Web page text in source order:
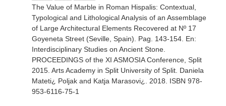
The Value of Marble in Roman Hispalis: Contextual,
Typological and Lithological Analysis of an Assemblage
of Large Architectural Elements Recovered at Nº 17
Goyeneta Street (Seville, Spain). Pag. 143-154. En:
Interdisciplinary Studies on Ancient Stone.
PROCEEDINGS of the XI ASMOSIA Conference, Split
2015. Arts Academy in Split University of Split. Daniela
Mateti¿ Poljak and Katja Marasovi¿. 2018. ISBN 978-
953-6116-75-1